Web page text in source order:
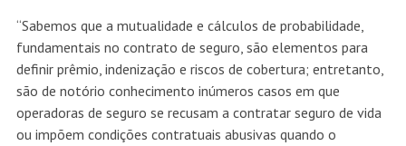
“Sabemos que a mutualidade e cálculos de probabilidade,
fundamentais no contrato de seguro, são elementos para
definir prêmio, indenização e riscos de cobertura; entretanto,
são de notório conhecimento inúmeros casos em que
operadoras de seguro se recusam a contratar seguro de vida
ou impõem condições contratuais abusivas quando o